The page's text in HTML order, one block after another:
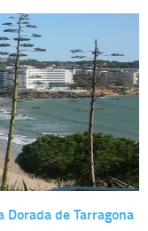
Dorada de Tarragona